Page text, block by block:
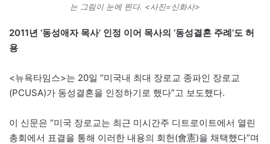
는 그림이 눈에 띈다. <사진=신화사>
2011년 ‘동성애자 목사’ 인정 이어 목사의 ‘동성결혼 주례’도 허
용
<뉴욕타임스>는 20일 “미국내 최대 장로교 종파인 장로교
(PCUSA)가 동성결혼을 인정하기로 했다”고 보도했다.
이 신문은 “미국 장로교는 최근 미시간주 디트로이트에서 열린
총회에서 표결을 통해 이러한 내용의 회헌(會憲)을 채택했다”며